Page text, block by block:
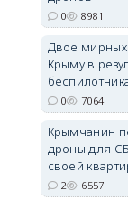
0 8981
Двое
Крыму в
0 7064
Крымчанин
дроны для
своей
2 6557